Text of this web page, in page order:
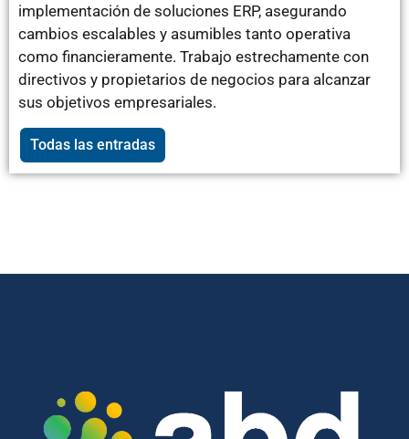
implementación de soluciones ERP, asegurando
cambios escalables y asumibles tanto operativa
como financieramente. Trabajo estrechamente con
directivos y propietarios de negocios para alcanzar
sus objetivos empresariales.
Todas las entradas